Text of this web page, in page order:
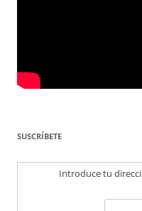
SUSCRÍBETE
Introduce tu